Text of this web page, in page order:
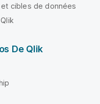
cibles de données
De Qlik